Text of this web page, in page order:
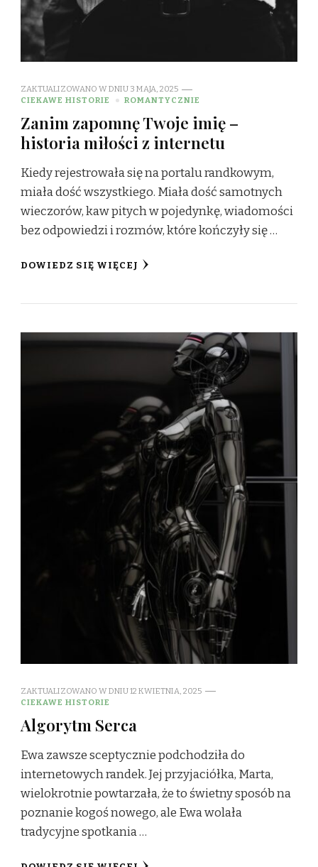
ZAKTUALIZOWANO W DNIU 3 MAJA, 2025
CIEKAWE HISTORIE
ROMANTYCZNIE
Zanim zapomnę Twoje imię –
historia miłości z internetu
Kiedy rejestrowała się na portalu randkowym,
miała dość wszystkiego. Miała dość samotnych
wieczorów, kaw pitych w pojedynkę, wiadomości
bez odpowiedzi i rozmów, które kończyły się …
DOWIEDZ SIĘ WIĘCEJ
ZAKTUALIZOWANO W DNIU12 KWIETNIA, 2025
CIEKAWE HISTORIE
Algorytm Serca
Ewa zawsze sceptycznie podchodziła do
internetowych randek. Jej przyjaciółka, Marta,
wielokrotnie powtarzała, że to świetny sposób na
poznanie kogoś nowego, ale Ewa wolała
tradycyjne spotkania …